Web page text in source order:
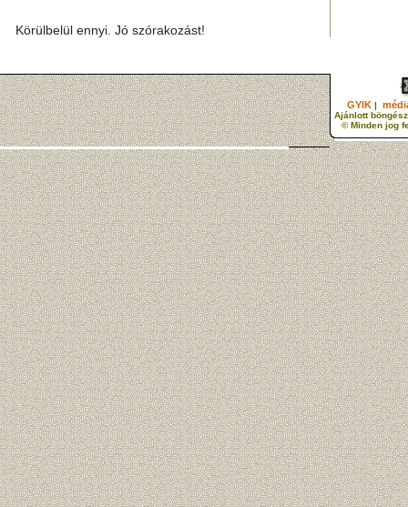
Körülbelül ennyi. Jó szórakozást!
GYIK |
Ajánlott
© Minden jog